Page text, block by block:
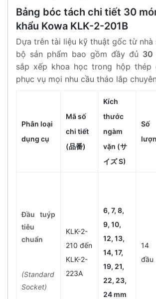
Bảng bóc tách chi tiết 30
khẩu Kowa KLK-2-201B
Dựa trên tài liệu kỹ thuật gốc từ nhà
bộ sản phẩm bao gồm đầy đủ 30
sắp xếp khoa học trong hộp thép
phục vụ mọi nhu cầu tháo lắp
Phân loại
dụng cụ
Mã số
chi tiết
(品番)
Kích
thước
ngàm
vặn (サ
イズ S)
Số
Đầu tuýp
tiêu
chuẩn
(Standard
Socket)
KLK-2-
210 đến
KLK-2-
223A
6, 7, 8,
9, 10,
12, 13,
14, 17,
19, 21,
22, 23,
24 mm
14
đầu